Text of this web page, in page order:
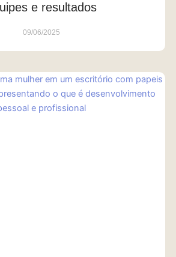
e resultados
09/06/2025